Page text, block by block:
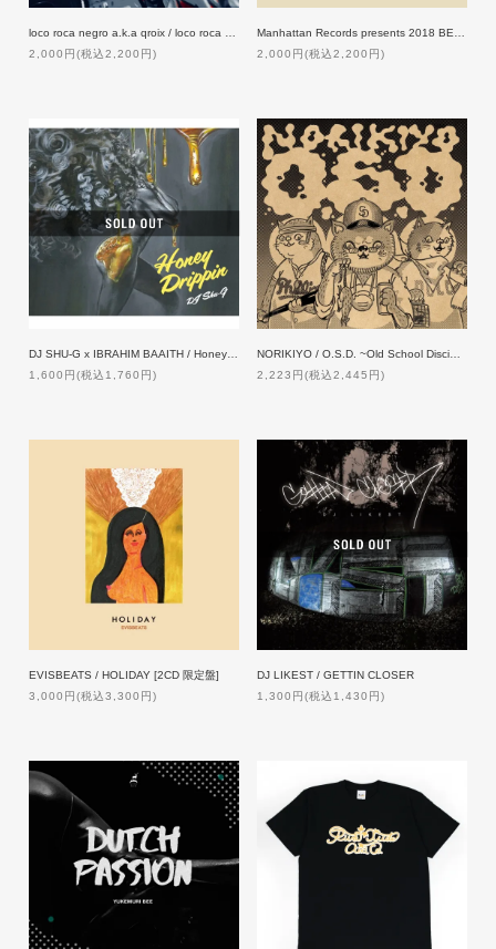
2,000円(税込2,200円)
2,000円(税込2,200円)
1,600円(税込1,760円)
2,223円(税込2,445円)
EVISBEATS / HOLIDAY [2CD 限定盤]
3,000円(税込3,300円)
DJ LIKEST / GETTIN CLOSER
1,300円(税込1,430円)